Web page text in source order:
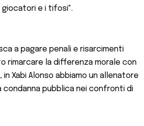
giocatori e i tifosi".
a pagare penali e risarcimenti
rimarcare la differenza morale con
Xabi Alonso abbiamo un allenatore
pubblica nei confronti di